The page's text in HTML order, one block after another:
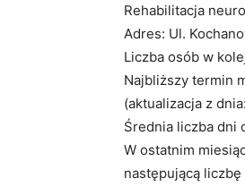
Rehabilitacja
Adres: Ul.
Liczba osób w
Najbliższy termin
(aktualizacja z
Średnia liczba dni
W ostatnim
następującą